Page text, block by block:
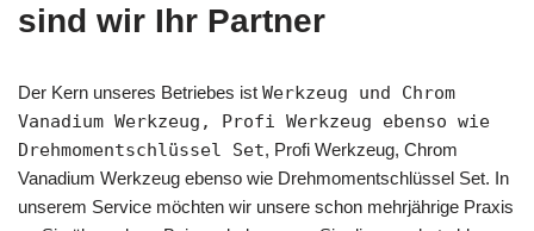
sind wir Ihr Partner
Der Kern unseres Betriebes ist Werkzeug und Chrom
Vanadium Werkzeug, Profi Werkzeug ebenso wie
Drehmomentschlüssel Set, Profi Werkzeug, Chrom
Vanadium Werkzeug ebenso wie Drehmomentschlüssel Set. In
unserem Service möchten wir unsere schon mehrjährige Praxis